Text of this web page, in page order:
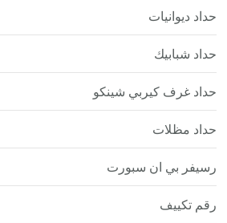
حداد ديوانيات
حداد شبابيك
حداد غرف كيربي شينكو
حداد مظلات
رسيفر بي ان سبورت
رقم تكييف